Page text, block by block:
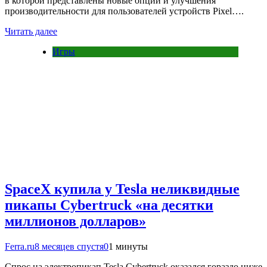
производительности для пользователей устройств Pixel….
Читать далее
Игры
SpaceX купила у Tesla неликвидные
пикапы Cybertruck «на десятки
миллионов долларов»
Ferra.ru8 месяцев спустя01 минуты